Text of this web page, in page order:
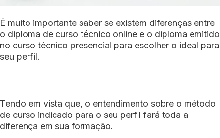
É muito importante saber se existem diferenças entre
o diploma de curso técnico online e o diploma emitido
no curso técnico presencial para escolher o ideal para
seu perfil.
Tendo em vista que, o entendimento sobre o método
de curso indicado para o seu perfil fará toda a
diferença em sua formação.